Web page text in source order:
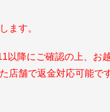
ます。
以降にご確認の上、お
店舗で返金対応可能で